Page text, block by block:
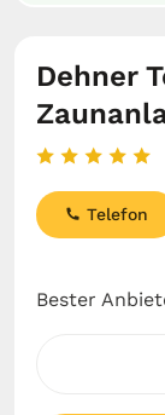
Dehner
Bester
Telefon